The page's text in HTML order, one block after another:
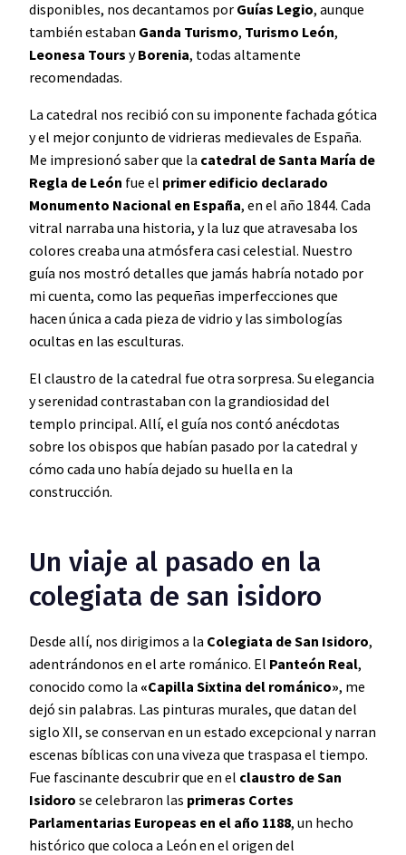
disponibles, nos decantamos por Guías Legio, aunque
también estaban Ganda Turismo, Turismo León,
Leonesa Tours yBorenia, todas altamente
recomendadas.
La catedral nos recibió con su imponente fachada gótica
y el mejor conjunto de vidrieras medievales de España.
Me impresionó saber que la catedral de Santa María de
Regla de León fue el primer edificio declarado
Monumento Nacional en España, en el año 1844. Cada
vitral narraba una historia, y la luz que atravesaba los
colores creaba una atmósfera casi celestial. Nuestro
guía nos mostró detalles que jamás habría notado por
mi cuenta, como las pequeñas imperfecciones que
hacen única a cada pieza de vidrio y las simbologías
ocultas en las esculturas.
El claustro de la catedral fue otra sorpresa. Su elegancia
y serenidad contrastaban con la grandiosidad del
templo principal. Allí, el guía nos contó anécdotas
sobre los obispos que habían pasado por la catedral y
cómo cada uno había dejado su huella en la
construcción.
Un viaje al pasado en la
colegiata de san isidoro
Desde allí, nos dirigimos a la Colegiata de San Isidoro,
adentrándonos en el arte románico. El Panteón Real,
conocido como la «Capilla Sixtina del románico», me
dejó sin palabras. Las pinturas murales, que datan del
siglo XII, se conservan en un estado excepcional y narran
escenas bíblicas con una viveza que traspasa el tiempo.
Fue fascinante descubrir que en el claustro de San
Isidoro se celebraron las primeras Cortes
Parlamentarias Europeas en el año 1188, un hecho
histórico que coloca a León en el origen del